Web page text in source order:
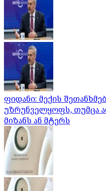
ფიდანი: მექის
უზრუნველყოფს, თუმცა
მიზანს ან მტერს